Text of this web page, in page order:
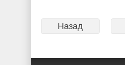
Назад